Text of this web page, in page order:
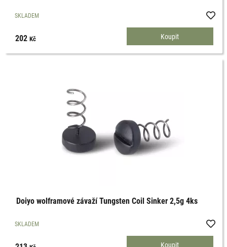
SKLADEM
202Kč
Doiyo wolframové závaží Tungsten Coil Sinker 2,5g 4ks
SKLADEM